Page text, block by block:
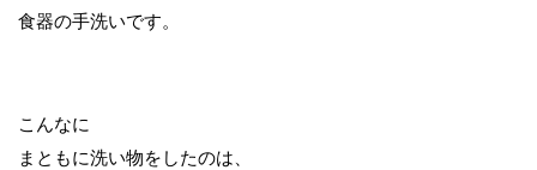
食器の手洗いです。
こんなに
まともに洗い物をしたのは、